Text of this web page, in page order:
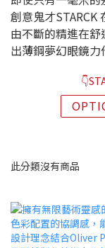
創意鬼才STARCK
由不斷的精進在
出薄鋼夢幻眼鏡力
此分類沒有商品